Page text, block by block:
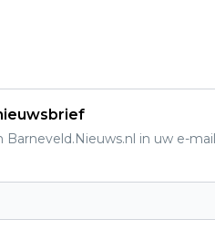
Barneveld.Nieuws.nl in uw e-